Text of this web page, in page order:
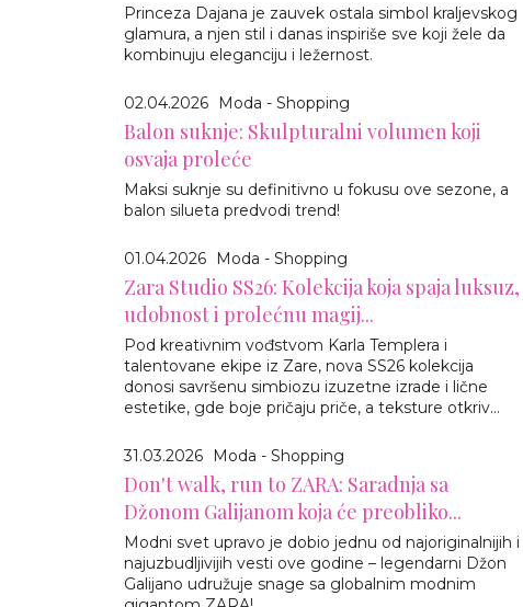
Princeza Dajana je zauvek ostala simbol kraljevskog
glamura, a njen stil i danas inspiriše sve koji žele da
kombinuju eleganciju i ležernost.
02.04.2026 Moda - Shopping
Balon suknje: Skulpturalni volumen koji
osvaja proleće
Maksi suknje su definitivno u fokusu ove sezone, a
balon silueta predvodi trend!
01.04.2026 Moda - Shopping
Zara Studio SS26: Kolekcija koja spaja luksuz,
udobnost i prolećnu magij...
Pod kreativnim vođstvom Karla Templera i
talentovane ekipe iz Zare, nova SS26 kolekcija
donosi savršenu simbiozu izuzetne izrade i lične
estetike, gde boje pričaju priče, a teksture otkriv...
31.03.2026 Moda - Shopping
Don't walk, run to ZARA: Saradnja sa
Džonom Galijanom koja će preobliko...
Modni svet upravo je dobio jednu od najoriginalnijih i
najuzbudljivijih vesti ove godine – legendarni Džon
Galijano udružuje snage sa globalnim modnim